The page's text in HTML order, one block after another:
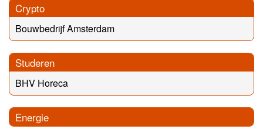
Crypto
Bouwbedrijf Amsterdam
Studeren
BHV Horeca
Energie